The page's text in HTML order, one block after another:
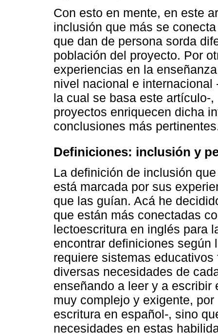
Con esto en mente, en este
inclusión que más se
que dan de persona sorda
población del proyecto. Por
experiencias en la
nivel nacional e
la cual se basa este artículo-
proyectos enriquecen dicha
conclusiones más
Definiciones: inclusión y
La definición de inclusión
está marcada por sus
que las guían. Acá he
que están más conectadas
lectoescritura en inglés para
encontrar definiciones
requiere sistemas
diversas necesidades de
enseñando a leer y a
muy complejo y exigente,
escritura en español-, sino
necesidades en estas